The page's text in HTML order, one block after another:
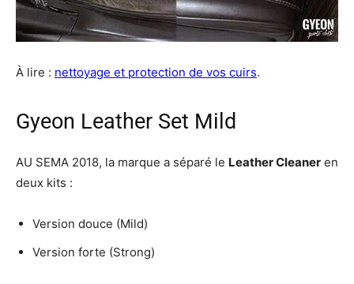
À lire : nettoyage et protection de vos cuirs.
Gyeon Leather Set Mild
AU SEMA 2018, la marque a séparé le Leather Cleaner en
deux kits :
Version douce (Mild)
Version forte (Strong)